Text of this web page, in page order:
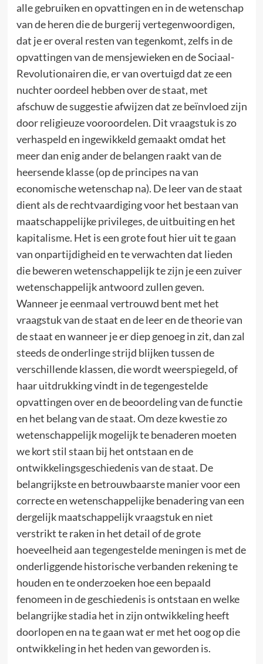
alle gebruiken en opvattingen en in de wetenschap
van de heren die de burgerij vertegenwoordigen,
dat je er overal resten van tegenkomt, zelfs in de
opvattingen van de mensjewieken en de Sociaal-
Revolutionairen die, er van overtuigd dat ze een
nuchter oordeel hebben over de staat, met
afschuw de suggestie afwijzen dat ze beïnvloed zijn
door religieuze vooroordelen. Dit vraagstuk is zo
verhaspeld en ingewikkeld gemaakt omdat het
meer dan enig ander de belangen raakt van de
heersende klasse (op de principes na van
economische wetenschap na). De leer van de staat
dient als de rechtvaardiging voor het bestaan van
maatschappelijke privileges, de uitbuiting en het
kapitalisme. Het is een grote fout hier uit te gaan
van onpartijdigheid en te verwachten dat lieden
die beweren wetenschappelijk te zijn je een zuiver
wetenschappelijk antwoord zullen geven.
Wanneer je eenmaal vertrouwd bent met het
vraagstuk van de staat en de leer en de theorie van
de staat en wanneer je er diep genoeg in zit, dan zal
steeds de onderlinge strijd blijken tussen de
verschillende klassen, die wordt weerspiegeld, of
haar uitdrukking vindt in de tegengestelde
opvattingen over en de beoordeling van de functie
en het belang van de staat. Om deze kwestie zo
wetenschappelijk mogelijk te benaderen moeten
we kort stil staan bij het ontstaan en de
ontwikkelingsgeschiedenis van de staat. De
belangrijkste en betrouwbaarste manier voor een
correcte en wetenschappelijke benadering van een
dergelijk maatschappelijk vraagstuk en niet
verstrikt te raken in het detail of de grote
hoeveelheid aan tegengestelde meningen is met de
onderliggende historische verbanden rekening te
houden en te onderzoeken hoe een bepaald
fenomeen in de geschiedenis is ontstaan en welke
belangrijke stadia het in zijn ontwikkeling heeft
doorlopen en na te gaan wat er met het oog op die
ontwikkeling in het heden van geworden is.